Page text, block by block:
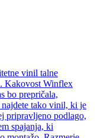
vinil talne
Kakovost Winflex
bo prepričala,
tako vinil, ki je
pripravljeno podlago,
spajanja, ki